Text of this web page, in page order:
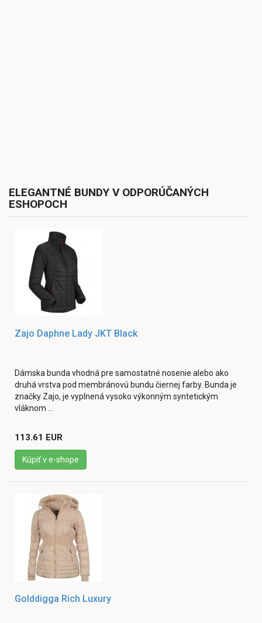
ELEGANTNÉ BUNDY V ODPORÚČANÝCH
ESHOPOCH
Zajo Daphne Lady JKT Black
Dámska bunda vhodná pre samostatné nosenie alebo ako
druhá vrstva pod membránovú bundu čiernej farby. Bunda je
značky Zajo, je vyplnená vysoko výkonným syntetickým
vláknom ...
113.61 EUR
Kúpiť v e-shope
Golddigga Rich Luxury